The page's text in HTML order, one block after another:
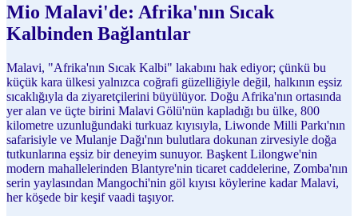
Mio Malavi'de: Afrika'nın Sıcak
Kalbinden Bağlantılar
Malavi, "Afrika'nın Sıcak Kalbi" lakabını hak ediyor; çünkü bu
küçük kara ülkesi yalnızca coğrafi güzelliğiyle değil, halkının eşsiz
sıcaklığıyla da ziyaretçilerini büyülüyor. Doğu Afrika'nın ortasında
yer alan ve üçte birini Malavi Gölü'nün kapladığı bu ülke, 800
kilometre uzunluğundaki turkuaz kıyısıyla, Liwonde Milli Parkı'nın
safarisiyle ve Mulanje Dağı'nın bulutlara dokunan zirvesiyle doğa
tutkunlarına eşsiz bir deneyim sunuyor. Başkent Lilongwe'nin
modern mahallelerinden Blantyre'nin ticaret caddelerine, Zomba'nın
serin yaylasından Mangochi'nin göl kıyısı köylerine kadar Malavi,
her köşede bir keşif vaadi taşıyor.